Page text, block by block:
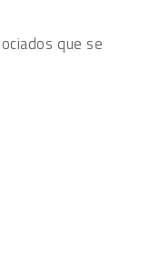
que se